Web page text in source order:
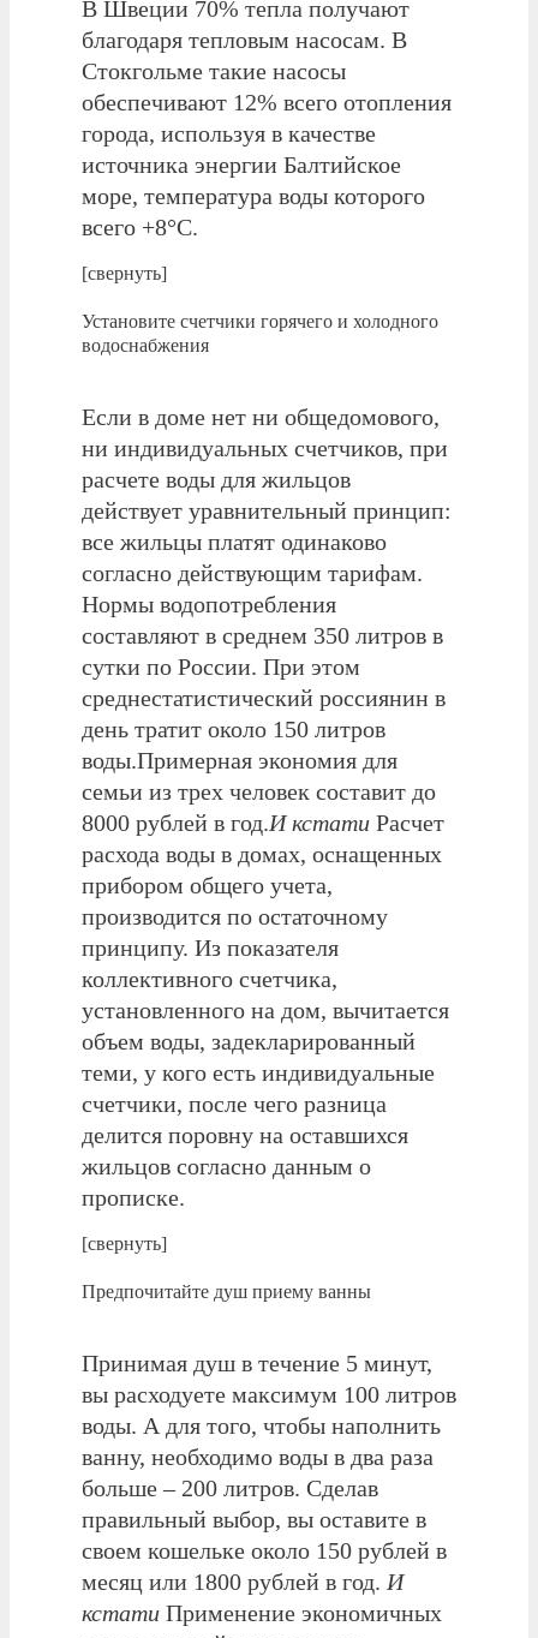
В Швеции 70% тепла получают
благодаря тепловым насосам. В
Стокгольме такие насосы
обеспечивают 12% всего отопления
города, используя в качестве
источника энергии Балтийское
море, температура воды которого
всего +8°С.
[свернуть]
Установите счетчики горячего и холодного
водоснабжения
Если в доме нет ни общедомового,
ни индивидуальных счетчиков, при
расчете воды для жильцов
действует уравнительный принцип:
все жильцы платят одинаково
согласно действующим тарифам.
Нормы водопотребления
составляют в среднем 350 литров в
сутки по России. При этом
среднестатистический россиянин в
день тратит около 150 литров
воды.Примерная экономия для
семьи из трех человек составит до
8000 рублей в год.И кстати Расчет
расхода воды в домах, оснащенных
прибором общего учета,
производится по остаточному
принципу. Из показателя
коллективного счетчика,
установленного на дом, вычитается
объем воды, задекларированный
теми, у кого есть индивидуальные
счетчики, после чего разница
делится поровну на оставшихся
жильцов согласно данным о
прописке.
[свернуть]
Предпочитайте душ приему ванны
Принимая душ в течение 5 минут,
вы расходуете максимум 100 литров
воды. А для того, чтобы наполнить
ванну, необходимо воды в два раза
больше – 200 литров. Сделав
правильный выбор, вы оставите в
своем кошельке около 150 рублей в
месяц или 1800 рублей в год. И
кстати Применение экономичных